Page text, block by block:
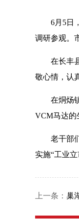
6月5日
调研参观。
在长丰
敬心情，认
在烔炀
VCM马达的
老干部
实施“工业
上一条： 巢